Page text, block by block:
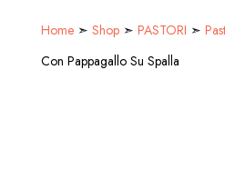
Home➣ Shop➣ PASTORI ➣
Con Pappagallo Su Spalla